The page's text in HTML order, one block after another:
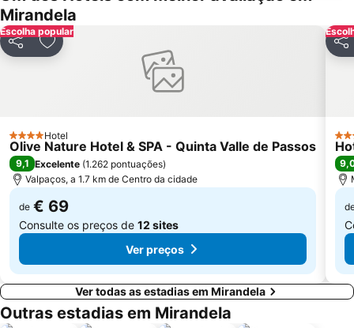
Mirandela
Escolha popular
PartilharAdicionar aos favoritos
4 Estrelas
Hotel
Olive Nature Hotel & SPA - Quinta Valle de Passos
9,1 Excelente (1.262 pontuações)
Valpaços, a 1.7 km de Centro da cidade
de € 69
Consulte os preços de 12 sites
Ver preços
3
Ver todas as estadias em Mirandela
Outras estadias em Mirandela